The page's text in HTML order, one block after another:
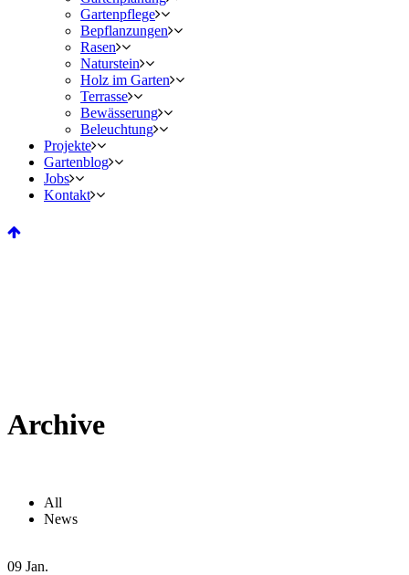
Gartenpflege
Bepflanzungen
Rasen
Naturstein
Holz im Garten
Terrasse
Bewässerung
Beleuchtung
Projekte
Gartenblog
Jobs
Kontakt
Archive
All
News
09 Jan.